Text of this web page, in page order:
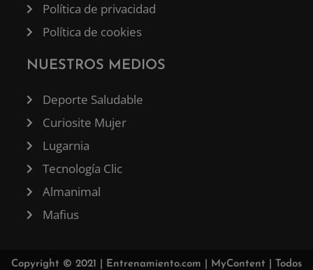
Política de privacidad
Política de cookies
NUESTROS MEDIOS
Deporte Saludable
Curiosite Mujer
Lugarnia
Tecnología Clic
Almanimal
Mafius
Copyright © 2021 | Entrenamiento.com MyContent | Todos